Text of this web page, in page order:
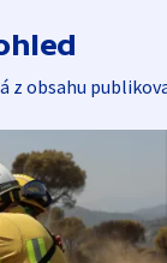
z obsahu